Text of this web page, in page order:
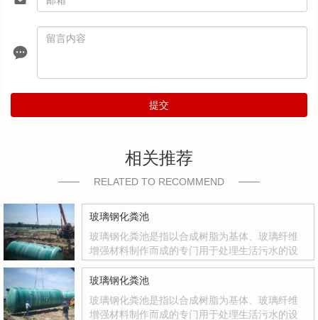
提交
相关推荐
RELATED TO RECOMMEND
玻璃钢化粪池
玻璃钢化粪池是指以合成树脂为基体、玻璃纤维
增强材料制作而成的专门用于处理生活污水的设
品，其质量轻、强度高、韧性好、耐腐蚀、色彩
鲜艳、光洁度达到镜面效果等优点
玻璃钢化粪池
玻璃钢化粪池是指以合成树脂为基体、玻璃纤维
增强材料制作而成的专门用于处理生活污水的设